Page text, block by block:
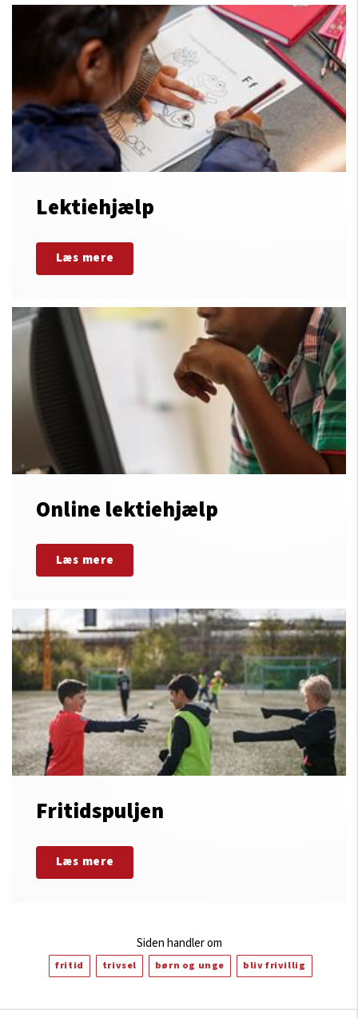
Lektiehjælp
Læs mere
Online lektiehjælp
Læs mere
Fritidspuljen
Læs mere
Siden handler om
fritid trivsel børn og unge bliv frivillig